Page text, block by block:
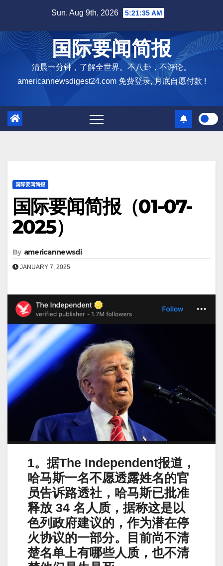
content
Sun. Aug 9th, 2026 5:21:36 AM
国际要闻简报
清晨一分钟，了解全世界。不八卦，不评论。
americannewsdigest24.com 免费登录, 月底自愿付款 !
国际要闻简报
国际要闻简报（01-07-
2025）
By americannewsdi
JANUARY 7, 2025
1。据The Independent报道，
哈马斯一名不愿透露姓名的官
员告诉路透社，哈马斯已批准
释放 34 名人质，据称这是以
色列政府建议的，作为潜在停
火协议的一部分。目前尚不清
楚名单上有哪些人质，也不清